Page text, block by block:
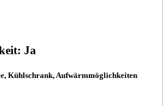
Ja
Kühlschrank, Aufwärmmöglichkeiten